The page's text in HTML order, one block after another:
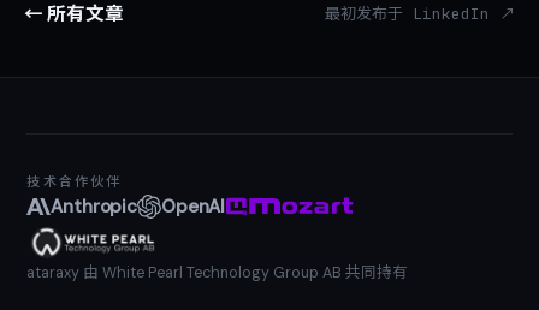
← 所有文章 最初发布于 LinkedIn ↗
技术合作伙伴
Anthropic OpenAI
ataraxy 由 White Pearl Technology Group AB 共同持有